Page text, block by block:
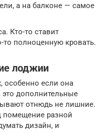
а на балконе — самое
Кто-то ставит
то полноценную кровать.
лоджии
если она
это дополнительные
отнюдь не лишние.
разной
дизайн, и